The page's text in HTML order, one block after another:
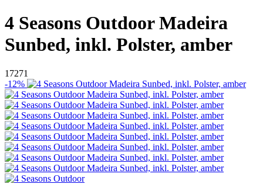
4 Seasons Outdoor Madeira
Sunbed, inkl. Polster, amber
17271
-12%